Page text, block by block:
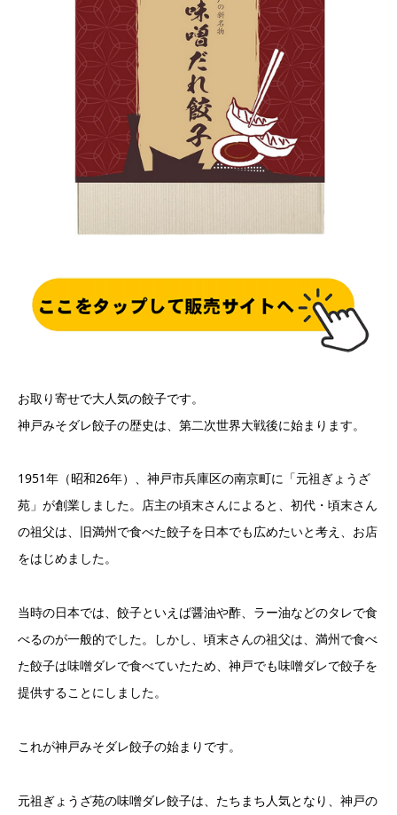
お取り寄せで大人気の餃子です。
神戸みそダレ餃子の歴史は、第二次世界大戦後に始まります。
1951年（昭和26年）、神戸市兵庫区の南京町に「元祖ぎょうざ
苑」が創業しました。店主の頃末さんによると、初代・頃末さん
の祖父は、旧満州で食べた餃子を日本でも広めたいと考え、お店
をはじめました。
当時の日本では、餃子といえば醤油や酢、ラー油などのタレで食
べるのが一般的でした。しかし、頃末さんの祖父は、満州で食べ
た餃子は味噌ダレで食べていたため、神戸でも味噌ダレで餃子を
提供することにしました。
これが神戸みそダレ餃子の始まりです。
元祖ぎょうざ苑の味噌ダレ餃子は、たちまち人気となり、神戸の